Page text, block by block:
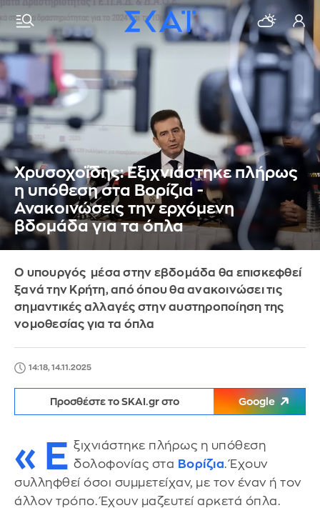
Χρυσοχοΐδης: Εξιχνιάστηκε πλήρως
η υπόθεση στα Βορίζια -
Ανακοινώσεις την ερχόμενη
βδομάδα για τα όπλα
Ο υπουργός μέσα στην εβδομάδα θα επισκεφθεί
ξανά την Κρήτη, από όπου θα ανακοινώσει τις
σημαντικές αλλαγές στην αυστηροποίηση της
νομοθεσίας για τα όπλα
14:18, 14.11.2025
Προσθέστε το SKAI.gr στο Google
«Ε ξιχνιάστηκε πλήρως η υπόθεση
δολοφονίας στα Βορίζια. Έχουν
συλληφθεί όσοι συμμετείχαν, με τον έναν ή τον
άλλον τρόπο. Έχουν μαζευτεί αρκετά όπλα.